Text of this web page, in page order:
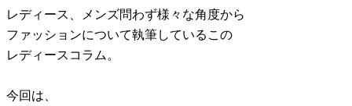
レディース、メンズ問わず様々な角度から
ファッションについて執筆しているこの
レディースコラム。
今回は、